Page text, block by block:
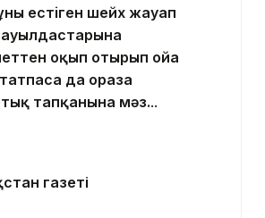
естiген шейх жауап
оқып отырып ойға
да ораза
тапқанына мәз...
газеті